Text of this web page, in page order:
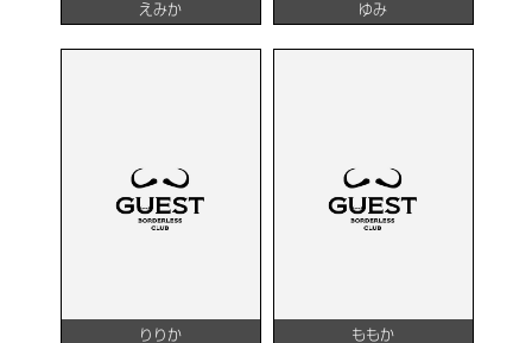
えみか ゆみ
りりか ももか